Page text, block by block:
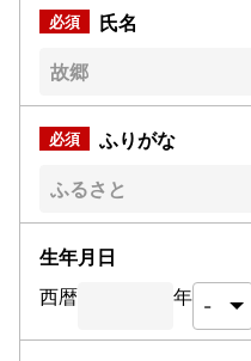
氏名
ふりがな
生年月日
西暦
年